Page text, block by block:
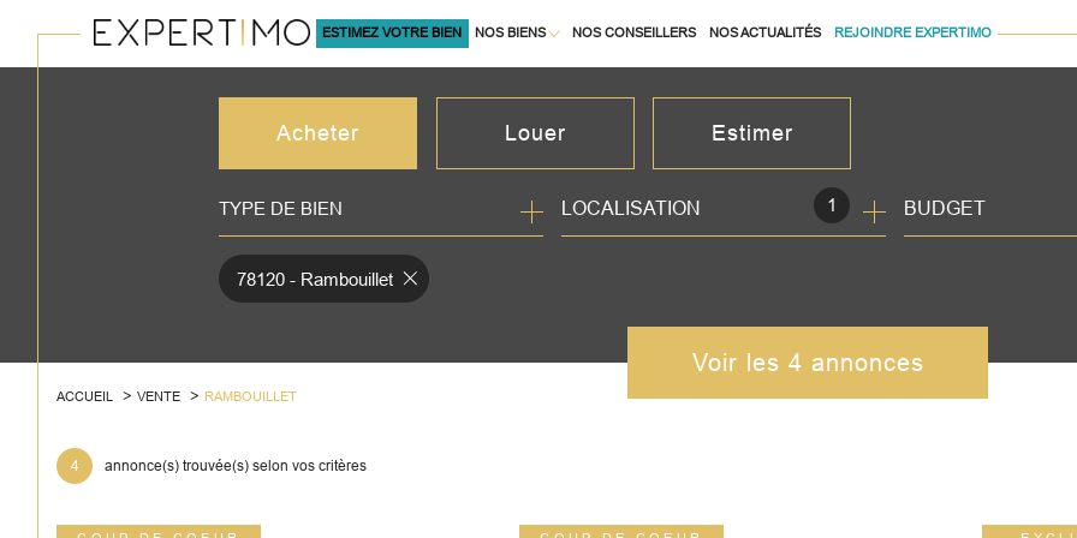
ESTIMEZ VOTRE BIEN NOS BIENS
À LA VENTE
NOS CONSEILLERS NOS ACTUALITÉS REJOINDRE EXPERTIMO
Acheter
de l'ancien
du neuf
de l'immo pro
Louer
à l'année
Estimer
TYPE DE BIEN 1
LOCALISATION BUDGET
Voir les 4 annonces
78120 - Rambouillet
ACCUEIL VENTE RAMBOUILLET
4 annonce(s) trouvée(s) selon vos critères